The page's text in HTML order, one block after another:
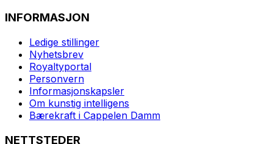
INFORMASJON
Ledige stillinger
Nyhetsbrev
Royaltyportal
Personvern
Informasjonskapsler
Om kunstig intelligens
Bærekraft i Cappelen Damm
NETTSTEDER